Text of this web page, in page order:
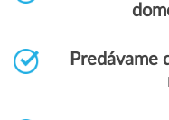
Predávame